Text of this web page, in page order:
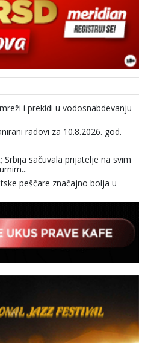
i prekidi u vodosnabdevanju
radovi za 10.8.2026. god.
Srbija sačuvala prijatelje na svim
peščare značajno bolja u